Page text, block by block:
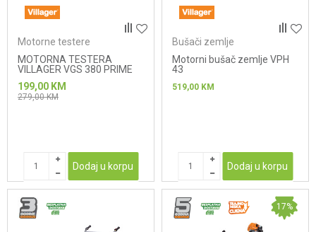
Motorne testere
MOTORNA TESTERA
VILLAGER VGS 380 PRIME
199,00 KM
279,00KM
Dodaj u korpu
Bušači zemlje
Motorni bušač zemlje VPH
43
519,00 KM
Dodaj u korpu
17%